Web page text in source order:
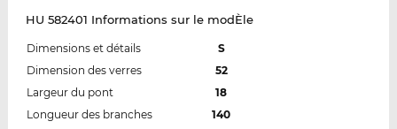
HU 582401 Informations sur le modÈle
Dimensions et détails
S
Dimension des verres
52
Largeur du pont
18
Longueur des branches
140